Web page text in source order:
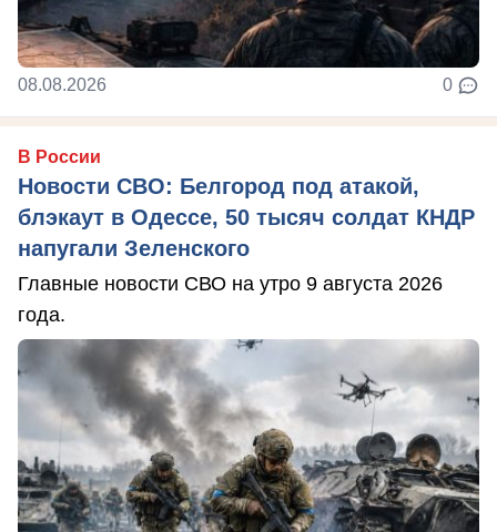
08.08.2026 0
В России
Новости СВО: Белгород под атакой,
блэкаут в Одессе, 50 тысяч солдат КНДР
напугали Зеленского
Главные новости СВО на утро 9 августа 2026
года.